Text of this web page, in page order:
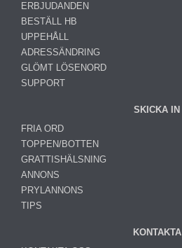
ERBJUDANDEN
BESTÄLL HB
UPPEHÅLL
ADRESSÄNDRING
GLÖMT LÖSENORD
SUPPORT
SKICKA IN
FRIA ORD
TOPPEN/BOTTEN
GRATTISHÄLSNING
ANNONS
PRYLANNONS
TIPS
KONTAKTA